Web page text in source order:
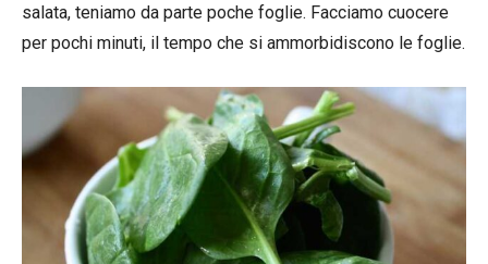
salata, teniamo da parte poche foglie. Facciamo cuocere
per pochi minuti, il tempo che si ammorbidiscono le foglie.